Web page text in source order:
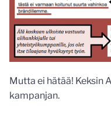
Mutta ei hätää! Keksin
kampanjan.